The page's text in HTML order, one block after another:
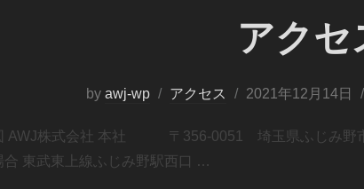
アクセ
by awj-wp アクセス 2021年12月14日
図 AWJ株式会社 本社 〒356-0051 埼玉県ふじ
合 東武東上線ふじみ野駅西口 …